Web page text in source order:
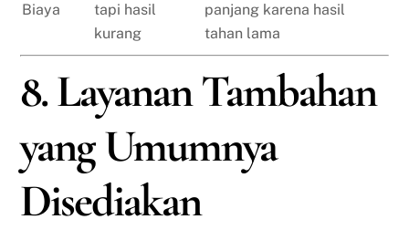
Biaya
tapi hasil
kurang
panjang karena hasil
tahan lama
8. Layanan Tambahan
yang Umumnya
Disediakan